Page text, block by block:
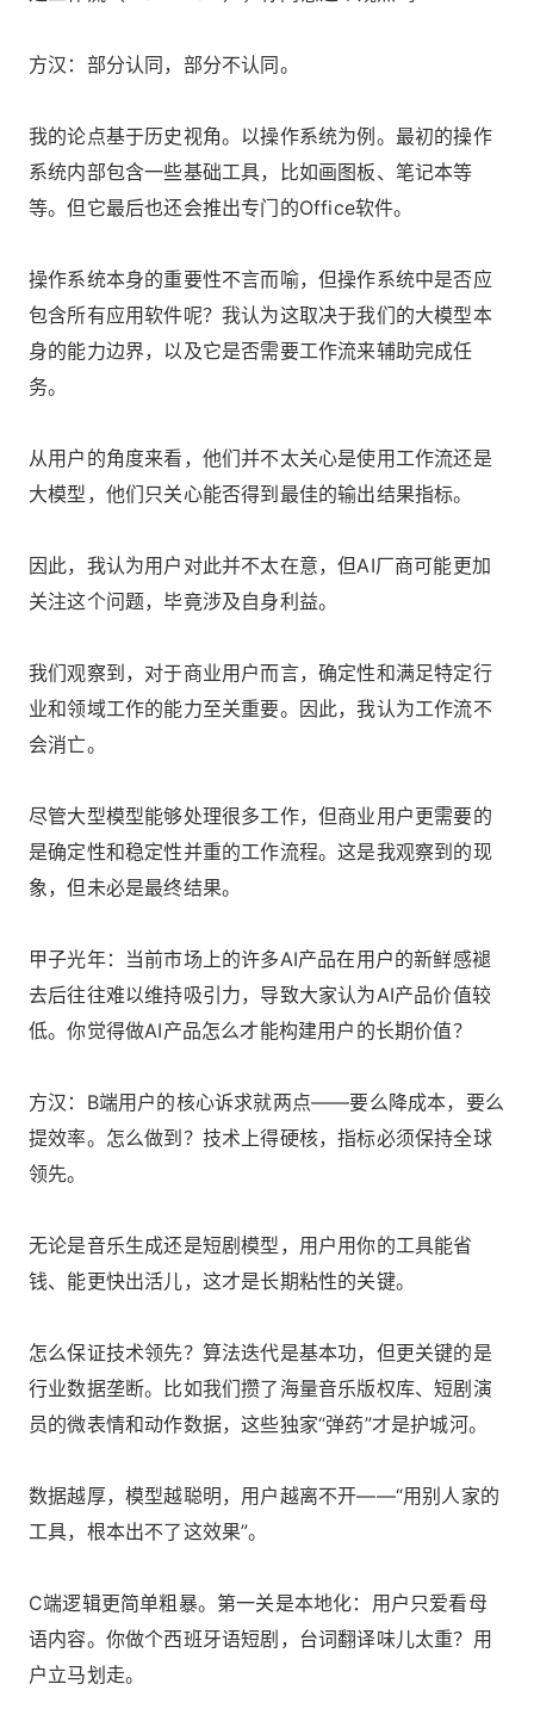
方汉：部分认同，部分不认同。
我的论点基于历史视角。以操作系统为例。最初的操作
系统内部包含一些基础工具，比如画图板、笔记本等
等。但它最后也还会推出专门的Office软件。
操作系统本身的重要性不言而喻，但操作系统中是否应
包含所有应用软件呢？我认为这取决于我们的大模型本
身的能力边界，以及它是否需要工作流来辅助完成任
务。
从用户的角度来看，他们并不太关心是使用工作流还是
大模型，他们只关心能否得到最佳的输出结果指标。
因此，我认为用户对此并不太在意，但AI厂商可能更加
关注这个问题，毕竟涉及自身利益。
我们观察到，对于商业用户而言，确定性和满足特定行
业和领域工作的能力至关重要。因此，我认为工作流不
会消亡。
尽管大型模型能够处理很多工作，但商业用户更需要的
是确定性和稳定性并重的工作流程。这是我观察到的现
象，但未必是最终结果。
甲子光年：当前市场上的许多AI产品在用户的新鲜感褪
去后往往难以维持吸引力，导致大家认为AI产品价值较
低。你觉得做AI产品怎么才能构建用户的长期价值？
方汉：B端用户的核心诉求就两点——要么降成本，要么
提效率。怎么做到？技术上得硬核，指标必须保持全球
领先。
无论是音乐生成还是短剧模型，用户用你的工具能省
钱、能更快出活儿，这才是长期粘性的关键。
怎么保证技术领先？算法迭代是基本功，但更关键的是
行业数据垄断。比如我们攒了海量音乐版权库、短剧演
员的微表情和动作数据，这些独家“弹药”才是护城河。
数据越厚，模型越聪明，用户越离不开——“用别人家的
工具，根本出不了这效果”。
C端逻辑更简单粗暴。第一关是本地化：用户只爱看母
语内容。你做个西班牙语短剧，台词翻译味儿太重？用
户立马划走。